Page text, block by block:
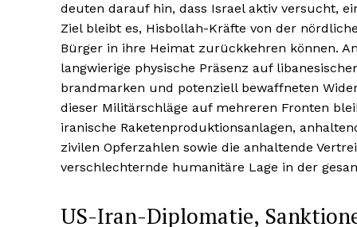
deuten darauf hin, dass Israel aktiv versucht,
Ziel bleibt es, Hisbollah-Kräfte von der
Bürger in ihre Heimat zurückkehren können.
langwierige physische Präsenz auf
brandmarken und potenziell bewaffneten
dieser Militärschläge auf mehreren Fronten
iranische Raketenproduktionsanlagen,
zivilen Opferzahlen sowie die anhaltende
verschlechternde humanitäre Lage in der
US-Iran-Diplomatie,